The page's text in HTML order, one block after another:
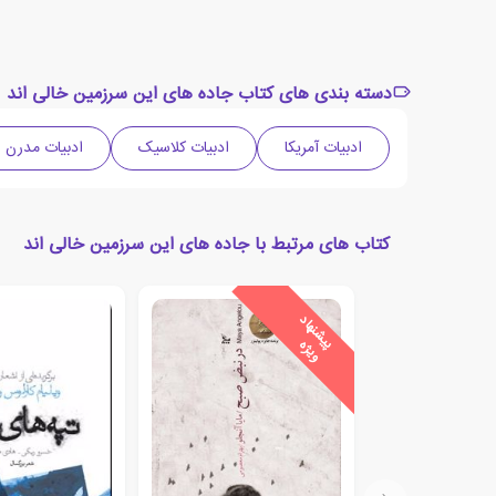
دسته بندی های کتاب جاده های این سرزمین خالی اند
ادبیات آمریکا ادبیات کلاسیک ادبیات مدرن
کتاب های مرتبط با جاده های این سرزمین خالی اند
پ
ی
ش
ن
ه
ا
د
و
ی
ژ
ه